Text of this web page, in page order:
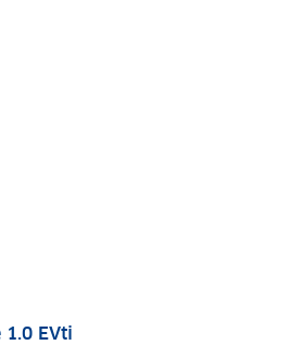
50 kW, Benzine, 5 deuren
1.0 EVti